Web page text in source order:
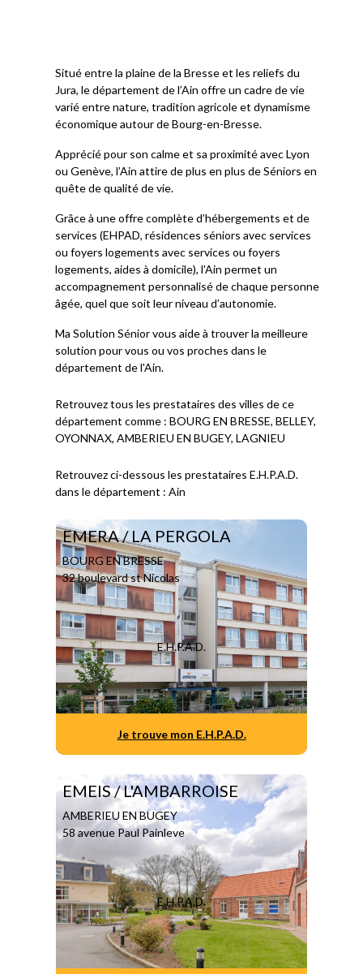
Situé entre la plaine de la Bresse et les reliefs du
Jura, le département de l’Ain offre un cadre de vie
varié entre nature, tradition agricole et dynamisme
économique autour de Bourg-en-Bresse.
Apprécié pour son calme et sa proximité avec Lyon
ou Genève, l’Ain attire de plus en plus de Séniors en
quête de qualité de vie.
Grâce à une offre complète d’hébergements et de
services (EHPAD, résidences séniors avec services
ou foyers logements avec services ou foyers
logements, aides à domicile), l'Ain permet un
accompagnement personnalisé de chaque personne
âgée, quel que soit leur niveau d’autonomie.
Ma Solution Sénior vous aide à trouver la meilleure
solution pour vous ou vos proches dans le
département de l'Ain.
Retrouvez tous les prestataires des villes de ce
département comme : BOURG EN BRESSE, BELLEY,
OYONNAX, AMBERIEU EN BUGEY, LAGNIEU
Retrouvez ci-dessous les prestataires E.H.P.A.D.
dans le département : Ain
EMERA / LA PERGOLA
BOURG EN BRESSE
32 boulevard st Nicolas
E.H.P.A.D.
Je trouve mon E.H.P.A.D.
EMEIS / L'AMBARROISE
AMBERIEU EN BUGEY
58 avenue Paul Painleve
E.H.P.A.D.